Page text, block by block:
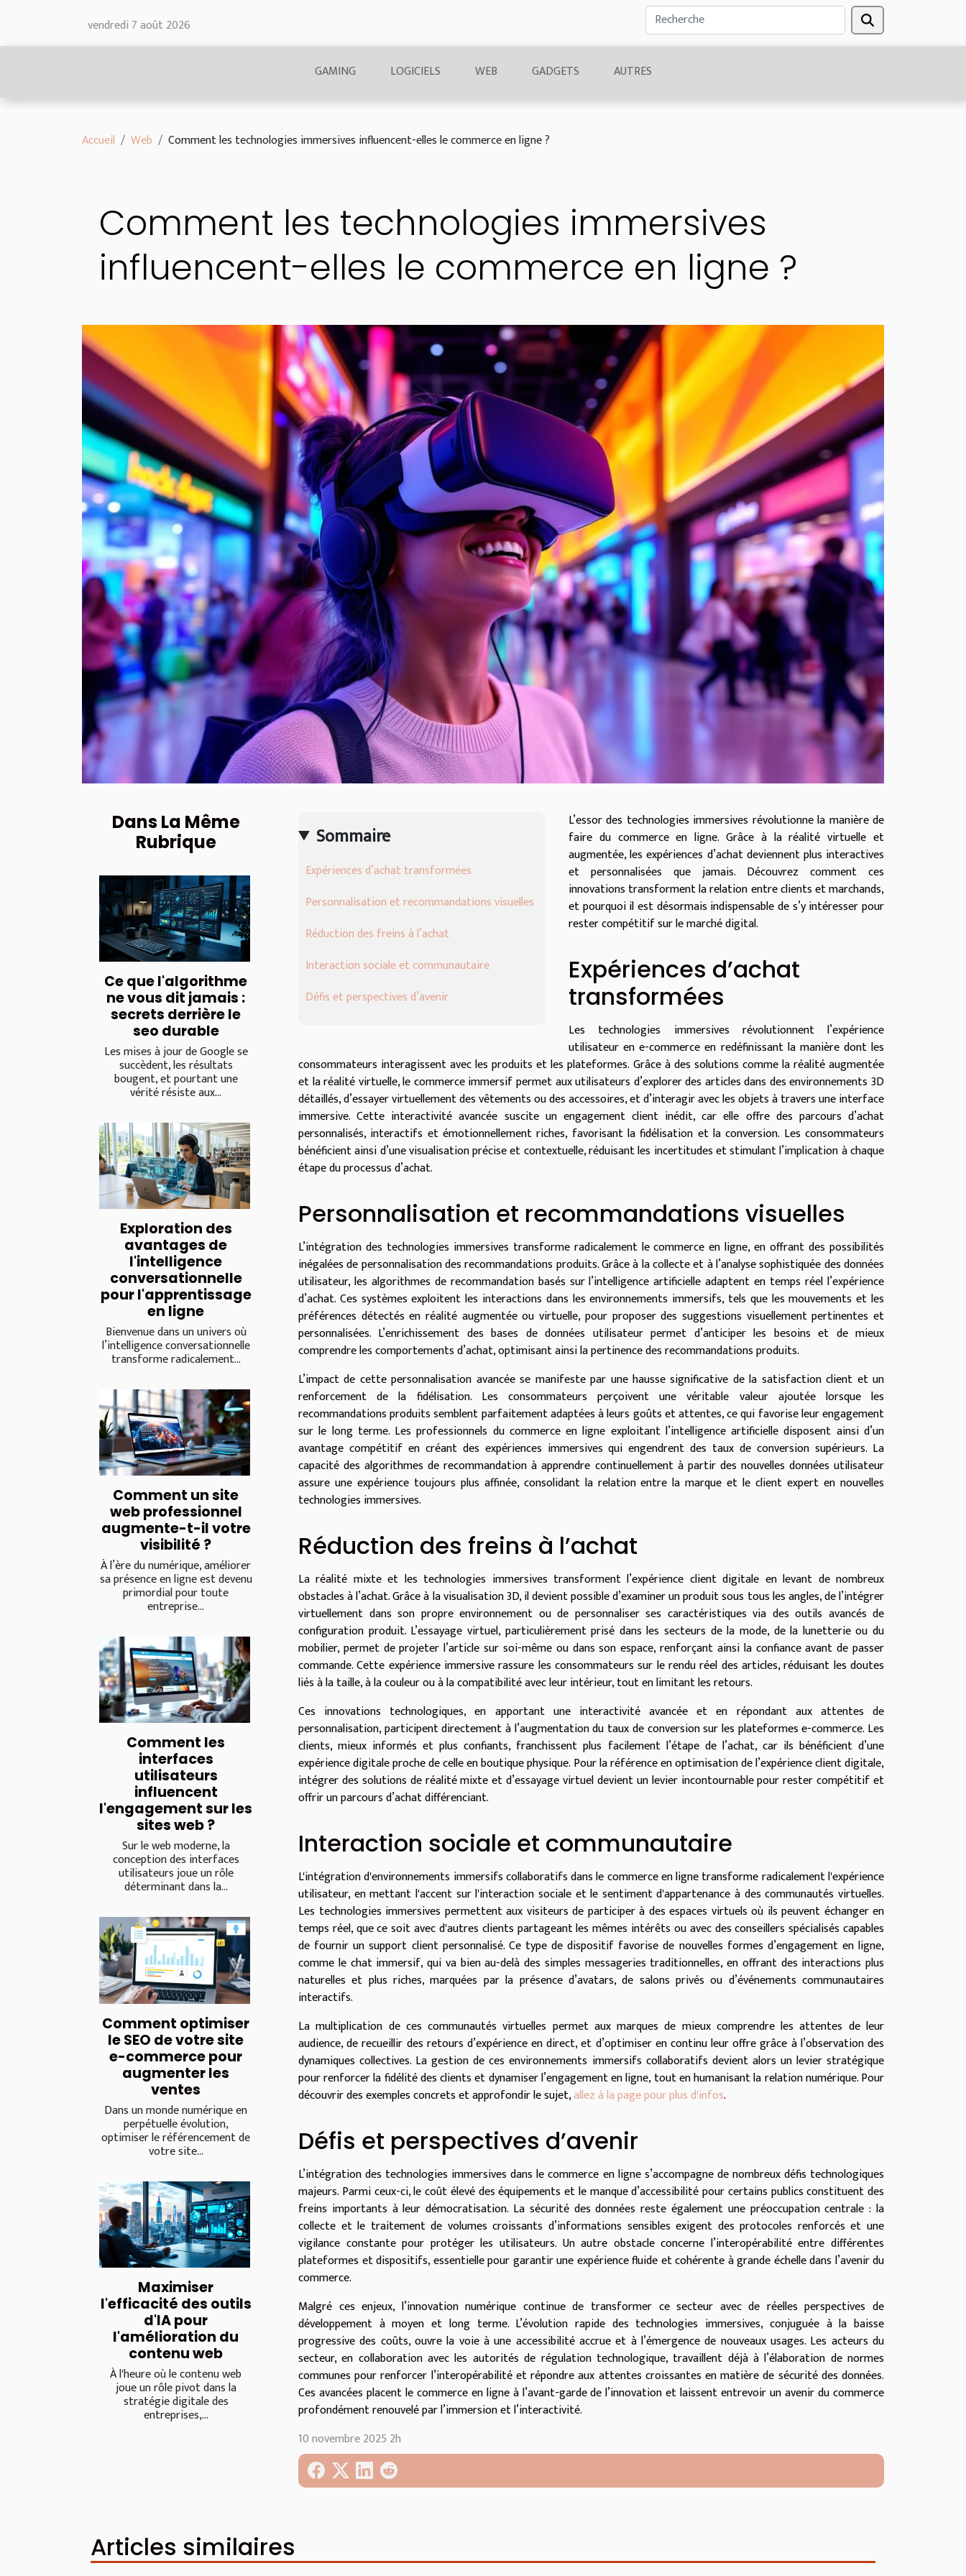
vendredi 7 août 2026
GAMING LOGICIELS WEB GADGETS AUTRES
Accueil Web Comment les technologies immersives influencent-elles le commerce en ligne ?
Comment les technologies immersives
influencent-elles le commerce en ligne ?
Dans La Même
Rubrique
Ce que l'algorithme
ne vous dit jamais :
secrets derrière le
seo durable
Les mises à jour de Google se
succèdent, les résultats
bougent, et pourtant une
vérité résiste aux...
Exploration des
avantages de
l'intelligence
conversationnelle
pour l'apprentissage
en ligne
Bienvenue dans un univers où
l’intelligence conversationnelle
transforme radicalement...
Comment un site
web professionnel
augmente-t-il votre
visibilité ?
À l’ère du numérique, améliorer
sa présence en ligne est devenu
primordial pour toute
entreprise...
Comment les
interfaces
utilisateurs
influencent
l'engagement sur les
sites web ?
Sur le web moderne, la
conception des interfaces
utilisateurs joue un rôle
déterminant dans la...
Comment optimiser
le SEO de votre site
e-commerce pour
augmenter les
ventes
Dans un monde numérique en
perpétuelle évolution,
optimiser le référencement de
votre site...
Maximiser
l'efficacité des outils
d'IA pour
l'amélioration du
contenu web
À l'heure où le contenu web
joue un rôle pivot dans la
stratégie digitale des
entreprises,...
Sommaire
Expériences d’achat transformées
Personnalisation et recommandations visuelles
Réduction des freins à l’achat
Interaction sociale et communautaire
Défis et perspectives d’avenir
L’essor des technologies immersives révolutionne la manière de
faire du commerce en ligne. Grâce à la réalité virtuelle et
augmentée, les expériences d’achat deviennent plus interactives
et personnalisées que jamais. Découvrez comment ces
innovations transforment la relation entre clients et marchands,
et pourquoi il est désormais indispensable de s’y intéresser pour
rester compétitif sur le marché digital.
Expériences d’achat
transformées
Les technologies immersives révolutionnent l’expérience
utilisateur en e-commerce en redéfinissant la manière dont les
consommateurs interagissent avec les produits et les plateformes. Grâce à des solutions comme la réalité augmentée
et la réalité virtuelle, le commerce immersif permet aux utilisateurs d’explorer des articles dans des environnements 3D
détaillés, d’essayer virtuellement des vêtements ou des accessoires, et d’interagir avec les objets à travers une interface
immersive. Cette interactivité avancée suscite un engagement client inédit, car elle offre des parcours d’achat
personnalisés, interactifs et émotionnellement riches, favorisant la fidélisation et la conversion. Les consommateurs
bénéficient ainsi d’une visualisation précise et contextuelle, réduisant les incertitudes et stimulant l’implication à chaque
étape du processus d’achat.
Personnalisation et recommandations visuelles
L’intégration des technologies immersives transforme radicalement le commerce en ligne, en offrant des possibilités
inégalées de personnalisation des recommandations produits. Grâce à la collecte et à l’analyse sophistiquée des données
utilisateur, les algorithmes de recommandation basés sur l’intelligence artificielle adaptent en temps réel l’expérience
d’achat. Ces systèmes exploitent les interactions dans les environnements immersifs, tels que les mouvements et les
préférences détectés en réalité augmentée ou virtuelle, pour proposer des suggestions visuellement pertinentes et
personnalisées. L’enrichissement des bases de données utilisateur permet d’anticiper les besoins et de mieux
comprendre les comportements d’achat, optimisant ainsi la pertinence des recommandations produits.
L’impact de cette personnalisation avancée se manifeste par une hausse significative de la satisfaction client et un
renforcement de la fidélisation. Les consommateurs perçoivent une véritable valeur ajoutée lorsque les
recommandations produits semblent parfaitement adaptées à leurs goûts et attentes, ce qui favorise leur engagement
sur le long terme. Les professionnels du commerce en ligne exploitant l’intelligence artificielle disposent ainsi d’un
avantage compétitif en créant des expériences immersives qui engendrent des taux de conversion supérieurs. La
capacité des algorithmes de recommandation à apprendre continuellement à partir des nouvelles données utilisateur
assure une expérience toujours plus affinée, consolidant la relation entre la marque et le client expert en nouvelles
technologies immersives.
Réduction des freins à l’achat
La réalité mixte et les technologies immersives transforment l’expérience client digitale en levant de nombreux
obstacles à l’achat. Grâce à la visualisation 3D, il devient possible d’examiner un produit sous tous les angles, de l’intégrer
virtuellement dans son propre environnement ou de personnaliser ses caractéristiques via des outils avancés de
configuration produit. L’essayage virtuel, particulièrement prisé dans les secteurs de la mode, de la lunetterie ou du
mobilier, permet de projeter l’article sur soi-même ou dans son espace, renforçant ainsi la confiance avant de passer
commande. Cette expérience immersive rassure les consommateurs sur le rendu réel des articles, réduisant les doutes
liés à la taille, à la couleur ou à la compatibilité avec leur intérieur, tout en limitant les retours.
Ces innovations technologiques, en apportant une interactivité avancée et en répondant aux attentes de
personnalisation, participent directement à l’augmentation du taux de conversion sur les plateformes e-commerce. Les
clients, mieux informés et plus confiants, franchissent plus facilement l’étape de l’achat, car ils bénéficient d’une
expérience digitale proche de celle en boutique physique. Pour la référence en optimisation de l’expérience client digitale,
intégrer des solutions de réalité mixte et d’essayage virtuel devient un levier incontournable pour rester compétitif et
offrir un parcours d’achat différenciant.
Interaction sociale et communautaire
L'intégration d'environnements immersifs collaboratifs dans le commerce en ligne transforme radicalement l'expérience
utilisateur, en mettant l'accent sur l'interaction sociale et le sentiment d'appartenance à des communautés virtuelles.
Les technologies immersives permettent aux visiteurs de participer à des espaces virtuels où ils peuvent échanger en
temps réel, que ce soit avec d'autres clients partageant les mêmes intérêts ou avec des conseillers spécialisés capables
de fournir un support client personnalisé. Ce type de dispositif favorise de nouvelles formes d’engagement en ligne,
comme le chat immersif, qui va bien au-delà des simples messageries traditionnelles, en offrant des interactions plus
naturelles et plus riches, marquées par la présence d’avatars, de salons privés ou d’événements communautaires
interactifs.
La multiplication de ces communautés virtuelles permet aux marques de mieux comprendre les attentes de leur
audience, de recueillir des retours d’expérience en direct, et d’optimiser en continu leur offre grâce à l’observation des
dynamiques collectives. La gestion de ces environnements immersifs collaboratifs devient alors un levier stratégique
pour renforcer la fidélité des clients et dynamiser l’engagement en ligne, tout en humanisant la relation numérique. Pour
découvrir des exemples concrets et approfondir le sujet,allez à la page pour plus d'infos.
Défis et perspectives d’avenir
L’intégration des technologies immersives dans le commerce en ligne s’accompagne de nombreux défis technologiques
majeurs. Parmi ceux-ci, le coût élevé des équipements et le manque d’accessibilité pour certains publics constituent des
freins importants à leur démocratisation. La sécurité des données reste également une préoccupation centrale : la
collecte et le traitement de volumes croissants d’informations sensibles exigent des protocoles renforcés et une
vigilance constante pour protéger les utilisateurs. Un autre obstacle concerne l’interopérabilité entre différentes
plateformes et dispositifs, essentielle pour garantir une expérience fluide et cohérente à grande échelle dans l’avenir du
commerce.
Malgré ces enjeux, l’innovation numérique continue de transformer ce secteur avec de réelles perspectives de
développement à moyen et long terme. L’évolution rapide des technologies immersives, conjuguée à la baisse
progressive des coûts, ouvre la voie à une accessibilité accrue et à l’émergence de nouveaux usages. Les acteurs du
secteur, en collaboration avec les autorités de régulation technologique, travaillent déjà à l’élaboration de normes
communes pour renforcer l’interopérabilité et répondre aux attentes croissantes en matière de sécurité des données.
Ces avancées placent le commerce en ligne à l’avant-garde de l’innovation et laissent entrevoir un avenir du commerce
profondément renouvelé par l’immersion et l’interactivité.
10 novembre 2025 2h
Articles similaires